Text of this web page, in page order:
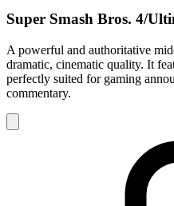
Super Smash Bros. 4/
A powerful and authoritative
dramatic, cinematic quality. It
perfectly suited for gaming
commentary.